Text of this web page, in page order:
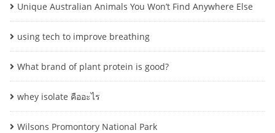
Unique Australian Animals You Won’t Find Anywhere Else
using tech to improve breathing
What brand of plant protein is good?
whey isolate คืออะไร
Wilsons Promontory National Park